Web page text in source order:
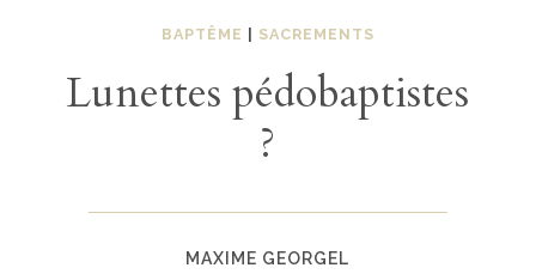
BAPTÊME SACREMENTS
Lunettes pédobaptistes
?
MAXIME GEORGEL